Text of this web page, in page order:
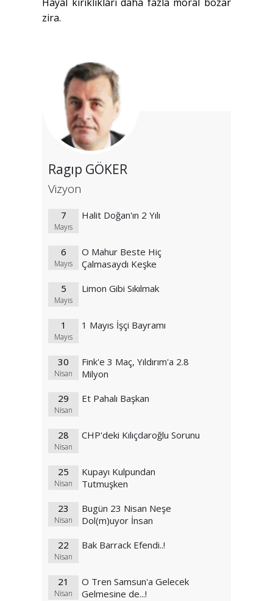
Hayal kırıklıkları daha fazla moral bozar
zira.
Ragıp GÖKER
Vizyon
7
Mayıs
Halit Doğan'ın 2 Yılı
6
Mayıs
O Mahur Beste Hiç
Çalmasaydı Keşke
5
Mayıs
Limon Gibi Sıkılmak
1
Mayıs
1 Mayıs İşçi Bayramı
30
Nisan
Fink'e 3 Maç, Yıldırım'a 2.8
Milyon
29
Nisan
Et Pahalı Başkan
28
Nisan
CHP'deki Kılıçdaroğlu Sorunu
25
Nisan
Kupayı Kulpundan
Tutmuşken
23
Nisan
Bugün 23 Nisan Neşe
Dol(m)uyor İnsan
22
Nisan
Bak Barrack Efendi..!
21
Nisan
O Tren Samsun'a Gelecek
Gelmesine de...!